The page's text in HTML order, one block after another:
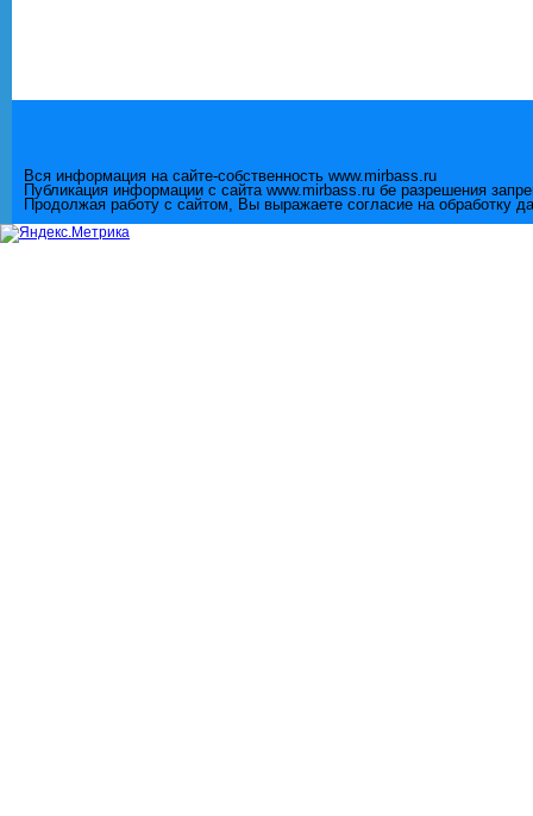
Вся информация на сайте-собственность www.mirbass.ru
Публикация информации с сайта www.mirbass.ru бе разрешения
Продолжая работу с сайтом, Вы выражаете согласие на обработку